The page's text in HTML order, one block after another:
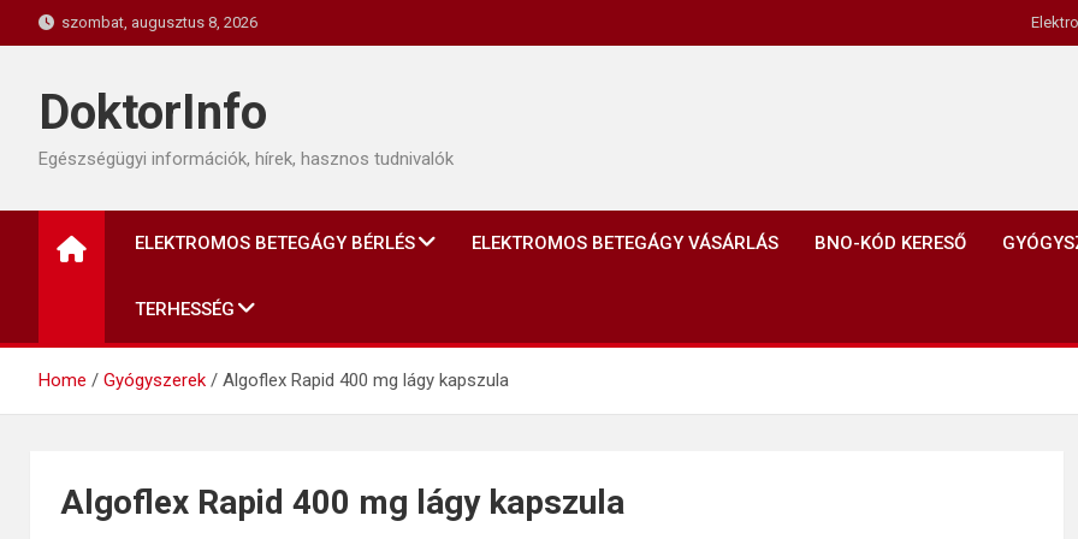
to
szombat, augusztus 8, 2026
DoktorInfo
Egészségügyi információk, hírek, hasznos tudnivalók
ELEKTROMOS BETEGÁGY BÉRLÉS ELEKTROMOS BETEGÁGY VÁSÁRLÁS BNO-KÓD KERESŐ
TERHESSÉG
Home Gyógyszerek Algoflex Rapid 400 mg lágy kapszula
Algoflex Rapid 400 mg lágy kapszula